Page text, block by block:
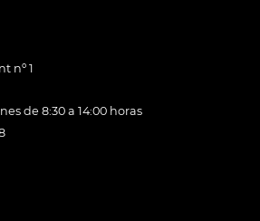
nº 1
de 8:30 a 14:00 horas